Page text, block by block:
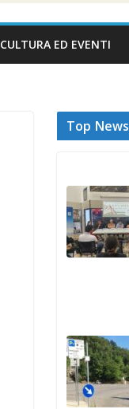
CULTURA ED EVENTI
Top News